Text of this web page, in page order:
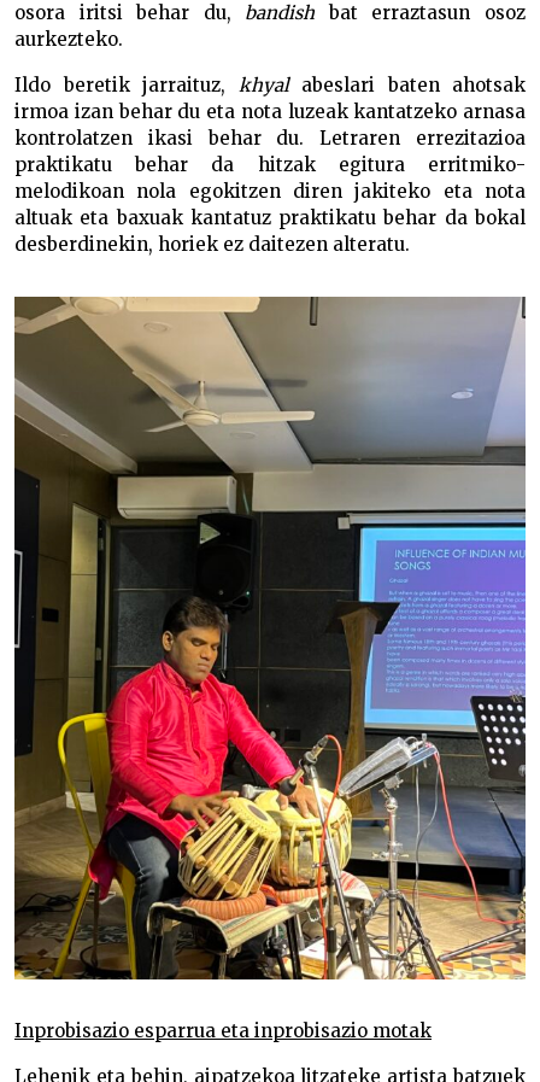
osora iritsi behar du, bandish bat erraztasun osoz
aurkezteko.
Ildo beretik jarraituz, khyal abeslari baten ahotsak
irmoa izan behar du eta nota luzeak kantatzeko arnasa
kontrolatzen ikasi behar du. Letraren errezitazioa
praktikatu behar da hitzak egitura erritmiko-
melodikoan nola egokitzen diren jakiteko eta nota
altuak eta baxuak kantatuz praktikatu behar da bokal
desberdinekin, horiek ez daitezen alteratu.
Inprobisazio esparrua eta inprobisazio motak
Lehenik eta behin, aipatzekoa litzateke artista batzuek